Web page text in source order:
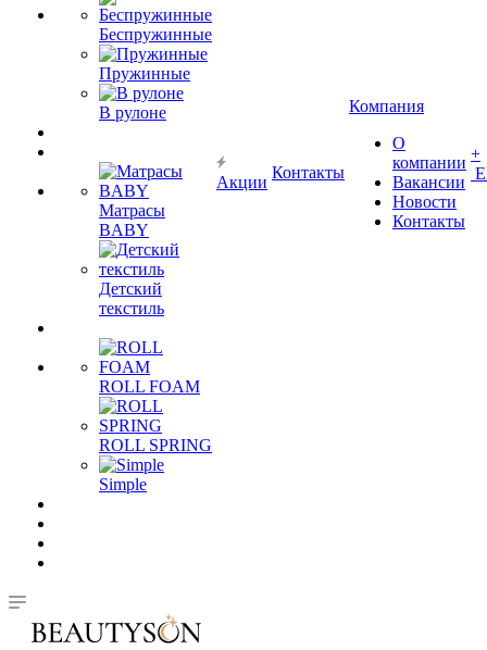
Беспружинные
Пружинные
В рулоне
Матрасы
BABY
Детский
текстиль
ROLL FOAM
ROLL SPRING
Simple
Акции
Контакты
Компания
О
компании
Вакансии
Новости
Контакты
+